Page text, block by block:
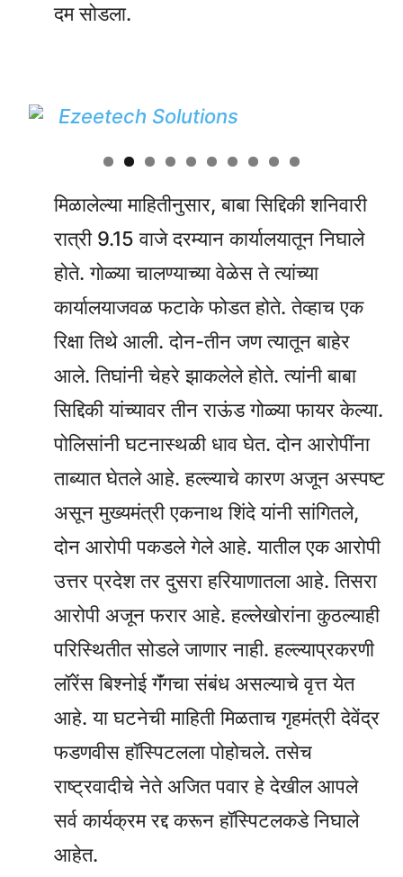
दम सोडला.
मिळालेल्या माहितीनुसार, बाबा सिद्दिकी शनिवारी
रात्री 9.15 वाजे दरम्यान कार्यालयातून निघाले
होते. गोळ्या चालण्याच्या वेळेस ते त्यांच्या
कार्यालयाजवळ फटाके फोडत होते. तेव्हाच एक
रिक्षा तिथे आली. दोन-तीन जण त्यातून बाहेर
आले. तिघांनी चेहरे झाकलेले होते. त्यांनी बाबा
सिद्दिकी यांच्यावर तीन राऊंड गोळ्या फायर केल्या.
पोलिसांनी घटनास्थळी धाव घेत. दोन आरोपींना
ताब्यात घेतले आहे. हल्ल्याचे कारण अजून अस्पष्ट
असून मुख्यमंत्री एकनाथ शिंदे यांनी सांगितले,
दोन आरोपी पकडले गेले आहे. यातील एक आरोपी
उत्तर प्रदेश तर दुसरा हरियाणातला आहे. तिसरा
आरोपी अजून फरार आहे. हल्लेखोरांना कुठल्याही
परिस्थितीत सोडले जाणार नाही. हल्ल्याप्रकरणी
लॉरेंस बिश्नोई गॅंगचा संबंध असल्याचे वृत्त येत
आहे. या घटनेची माहिती मिळताच गृहमंत्री देवेंद्र
फडणवीस हॉस्पिटलला पोहोचले. तसेच
राष्ट्रवादीचे नेते अजित पवार हे देखील आपले
सर्व कार्यक्रम रद्द करून हॉस्पिटलकडे निघाले
आहेत.